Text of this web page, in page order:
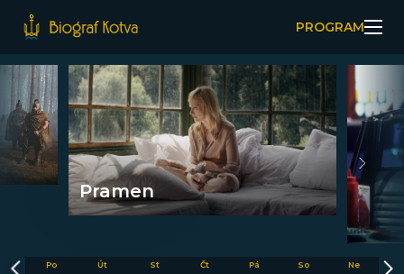
PROGRAM
Pramen
Po
Út
St
Čt
Pá
So
Ne